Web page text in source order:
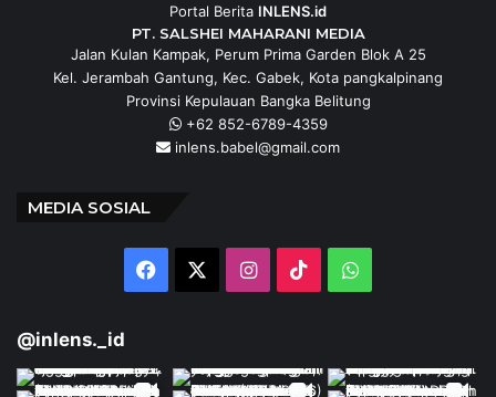
Portal Berita INLENS.id
PT. SALSHEI MAHARANI MEDIA
Jalan Kulan Kampak, Perum Prima Garden Blok A 25
Kel. Jerambah Gantung, Kec. Gabek, Kota pangkalpinang
Provinsi Kepulauan Bangka Belitung
+62 852-6789-4359
inlens.babel@gmail.com
MEDIA SOSIAL
Facebook Instagram
TikTokWhatsApp
@inlens._id